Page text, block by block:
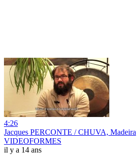
4:26
Jacques PERCONTE / CHUVA, Madeira
VIDEOFORMES
il y a 14 ans